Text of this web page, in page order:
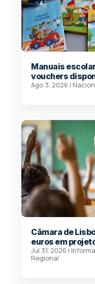
Manuais
vouchers
Ago 3, 2026 |
Câmara de
euros em
Jul 31, 2026 |
Regional